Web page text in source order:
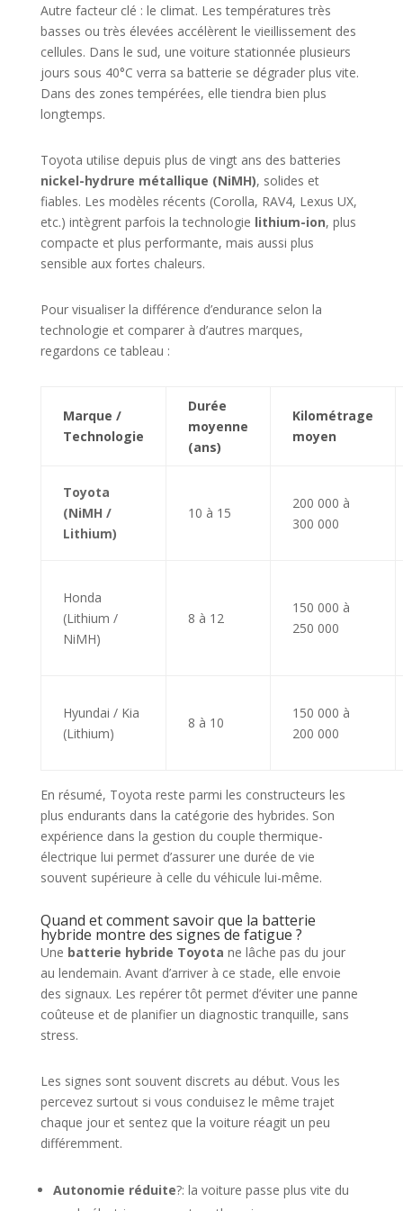
Autre facteur clé : le climat. Les températures très
basses ou très élevées accélèrent le vieillissement des
cellules. Dans le sud, une voiture stationnée plusieurs
jours sous 40°C verra sa batterie se dégrader plus vite.
Dans des zones tempérées, elle tiendra bien plus
longtemps.
Toyota utilise depuis plus de vingt ans des batteries
nickel-hydrure métallique (NiMH), solides et
fiables. Les modèles récents (Corolla, RAV4, Lexus UX,
etc.) intègrent parfois la technologie lithium-ion, plus
compacte et plus performante, mais aussi plus
sensible aux fortes chaleurs.
Pour visualiser la différence d’endurance selon la
technologie et comparer à d’autres marques,
regardons ce tableau :
Marque /
Technologie
Durée
moyenne
(ans)
Kilométrage
moyen
Toyota
(NiMH /
Lithium)
10 à 15
200 000 à
300 000
Honda
(Lithium /
NiMH)
8 à 12
150 000 à
250 000
Hyundai / Kia
(Lithium)
8 à 10
150 000 à
200 000
En résumé, Toyota reste parmi les constructeurs les
plus endurants dans la catégorie des hybrides. Son
expérience dans la gestion du couple thermique-
électrique lui permet d’assurer une durée de vie
souvent supérieure à celle du véhicule lui-même.
Quand et comment savoir que la batterie
hybride montre des signes de fatigue ?
Une batterie hybride Toyota ne lâche pas du jour
au lendemain. Avant d’arriver à ce stade, elle envoie
des signaux. Les repérer tôt permet d’éviter une panne
coûteuse et de planifier un diagnostic tranquille, sans
stress.
Les signes sont souvent discrets au début. Vous les
percevez surtout si vous conduisez le même trajet
chaque jour et sentez que la voiture réagit un peu
différemment.
Autonomie réduite?: la voiture passe plus vite du